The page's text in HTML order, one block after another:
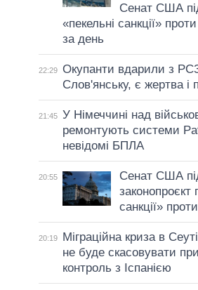
Сенат США
«пекельні санкції»
за день
22:29 Окупанти вдарили з
Слов'янську, є жертва і
21:45 У Німеччині над
ремонтують системи
невідомі БПЛА
20:55
Сенат США
законопроєкт
санкції»
20:19
Міграційна криза в
не буде скасовувати
контроль з Іспанією